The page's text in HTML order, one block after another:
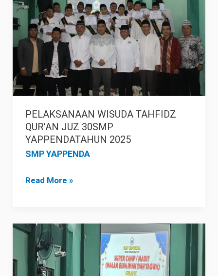
PELAKSANAAN WISUDA TAHFIDZ
QUR’AN JUZ 30SMP
YAPPENDATAHUN 2025
SMP YAPPENDA
TAHFIDZ
QUR’AN
JUZ
30SMP
YAPPENDATAHUN
Read More »
MALAM
BINA
IMAN